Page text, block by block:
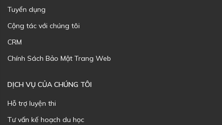
Tuyển dụng
Cộng tác với chúng tôi
CRM
Chính Sách Bảo Mật Trang Web
DỊCH VỤ CỦA CHÚNG TÔI
Hỗ trợ luyện thi
Tư vấn kế hoạch du học